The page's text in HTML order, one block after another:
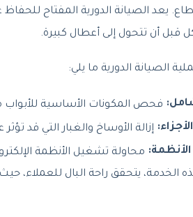
يعد الصيانة الدورية المفتاح
قبل أن تتحول إلى أعطال كبيرة.
الصيانة الدورية ما يلي:
فحص المكونات الأساسية للأبواب
إزالة الأوساخ والغبار التي قد تؤثر
محاولة تشغيل الأنظمة
الخدمة، يتحقق راحة البال للعملاء،